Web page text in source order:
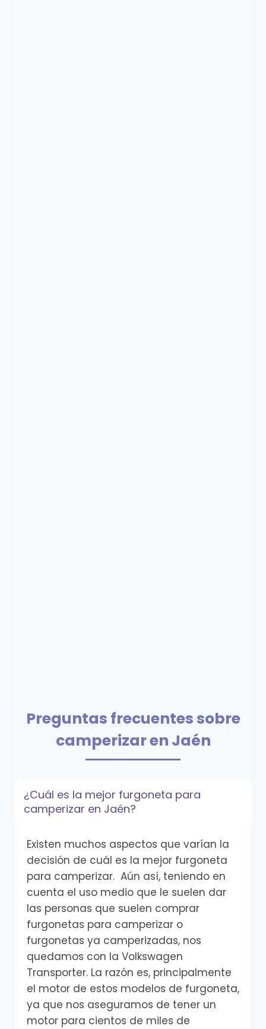
Preguntas frecuentes sobre
camperizar en Jaén
¿Cuál es la mejor furgoneta para
camperizar en Jaén?
Existen muchos aspectos que varían la
decisión de cuál es la mejor furgoneta
para camperizar. Aún así, teniendo en
cuenta el uso medio que le suelen dar
las personas que suelen comprar
furgonetas para camperizar o
furgonetas ya camperizadas, nos
quedamos con la Volkswagen
Transporter. La razón es, principalmente
el motor de estos modelos de furgoneta,
ya que nos aseguramos de tener un
motor para cientos de miles de